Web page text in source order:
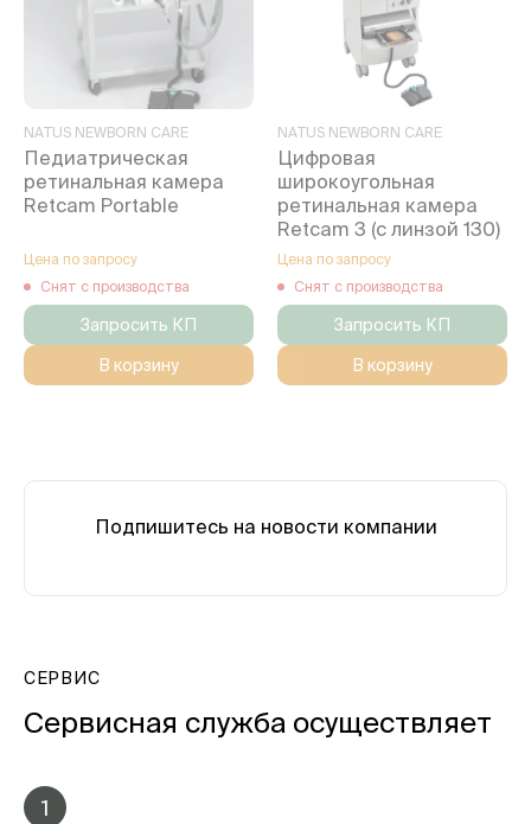
NATUS NEWBORN CARE
Педиатрическая
ретинальная камера
Retcam Portable
Цена по запросу
Снят с производства
Запросить КП
В корзину
NATUS NEWBORN CARE
Цифровая
широкоугольная
ретинальная камера
Retcam 3 (с линзой 130)
Цена по запросу
Снят с производства
Запросить КП
В корзину
Подпишитесь на новости компании
СЕРВИС
Сервисная служба осуществляет
1